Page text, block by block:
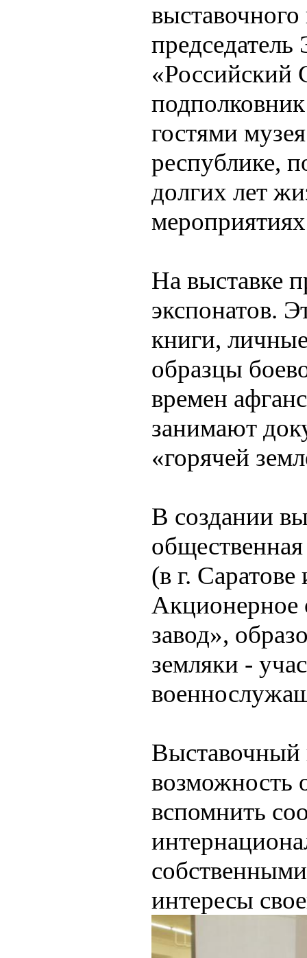
председатель
«Российский
гостями
республике,
долгих лет
На выставке
экспонатов.
книги,
образцы
времен
занимают
«горячей
В создании
(в г.
завод»,
земляки -
Выставочный
возможность
вспомнить
интересы